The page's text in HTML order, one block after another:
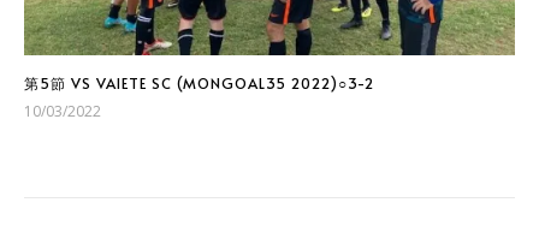
第5節 VS VAIETE SC (MONGOAL35 2022)○3-2
10/03/2022